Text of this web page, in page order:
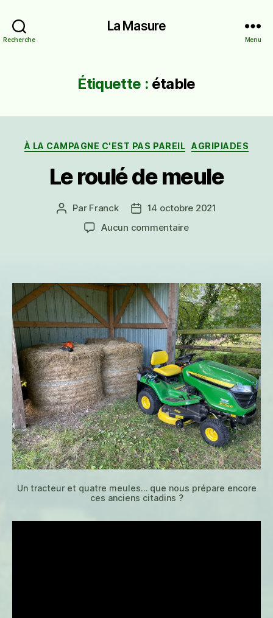
Recherche
La Masure
Menu
Étiquette : étable
Catégories
À LA CAMPAGNE C'EST PAS PAREIL AGRIPIADES
Le roulé de meule
Auteur
l’article
Par Franck
Date14 octobre 2021
Aucun commentairesur
Un tracteur et quatre meules… que nous prépare encore
ces anciens citadins ?